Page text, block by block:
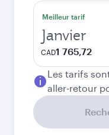
Meilleur tarif
Janvier
CAD1 765,72
Les tarifs
aller-retour